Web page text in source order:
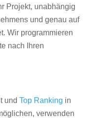
Projekt, unabhängig
und genau auf
Wir programmieren
nach Ihren
und Top Ranking in
verwenden